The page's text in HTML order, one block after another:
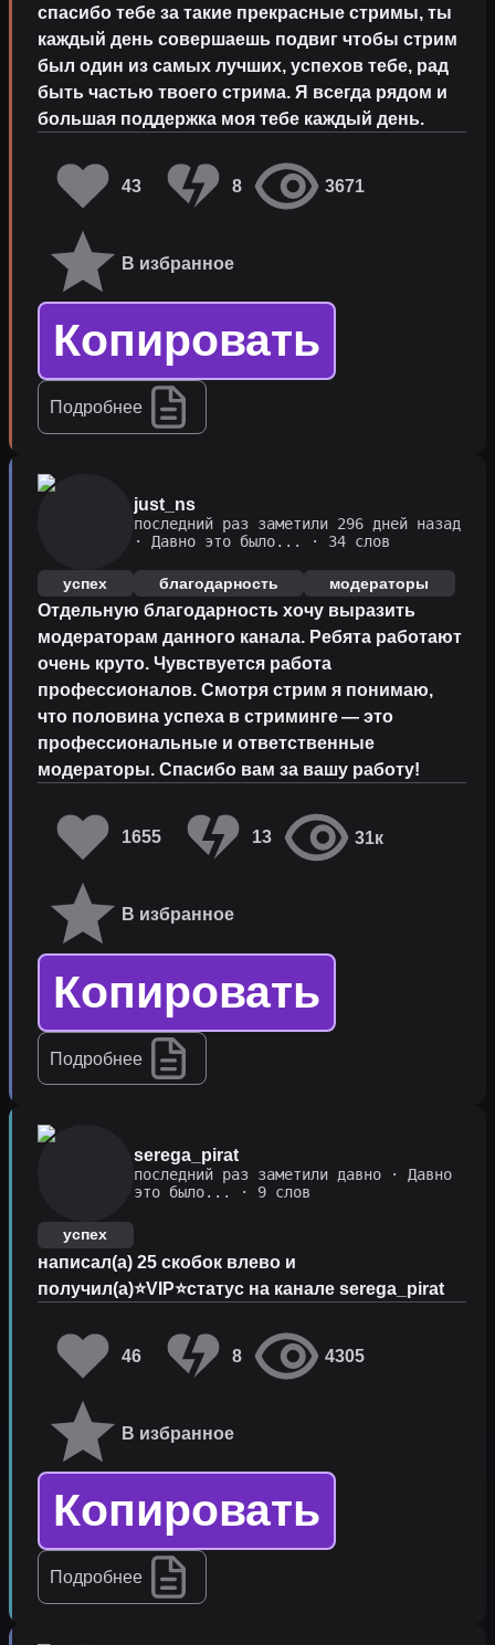
спасибо тебе за такие прекрасные стримы, ты
каждый день совершаешь подвиг чтобы стрим
был один из самых лучших, успехов тебе, рад
быть частью твоего стрима. Я всегда рядом и
большая поддержка моя тебе каждый день.
43 8 3671
В избранное
Копировать
Подробнее
just_ns
последний раз заметили 296 дней назад
·
Давно это было... · 34 слов
успех благодарность модераторы
Отдельную благодарность хочу выразить
модераторам данного канала. Ребята работают
очень круто. Чувствуется работа
профессионалов. Смотря стрим я понимаю,
что половина успеха в стриминге — это
профессиональные и ответственные
модераторы. Спасибо вам за вашу работу!
1655 13 31к
В избранное
Копировать
Подробнее
serega_pirat
последний раз заметили давно ·
Давно
это было...
· 9 слов
успех
написал(а) 25 скобок влево и
получил(а)⭐VIP⭐статус на канале serega_pirat
46 8 4305
В избранное
Копировать
Подробнее